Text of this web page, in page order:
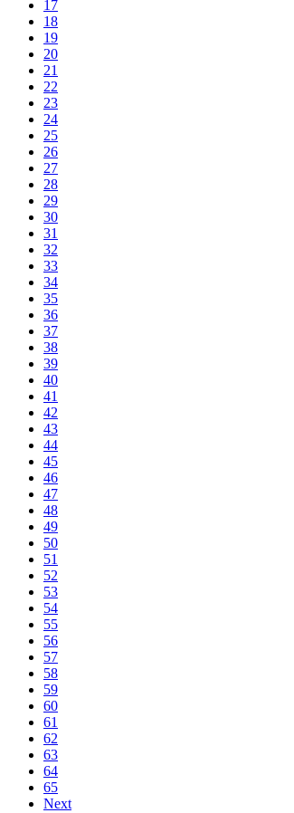
17
18
19
20
21
22
23
24
25
26
27
28
29
30
31
32
33
34
35
36
37
38
39
40
41
42
43
44
45
46
47
48
49
50
51
52
53
54
55
56
57
58
59
60
61
62
63
64
65
Next